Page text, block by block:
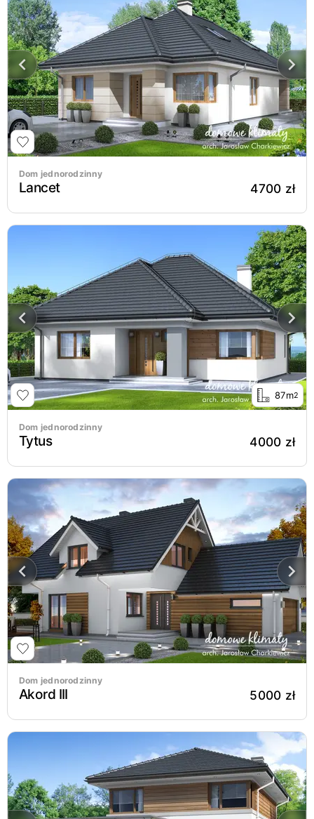
Dom jednorodzinny
Lancet 4700 zł
87m2
Dom jednorodzinny
Tytus 4000 zł
Dom jednorodzinny
Akord III 5000 zł